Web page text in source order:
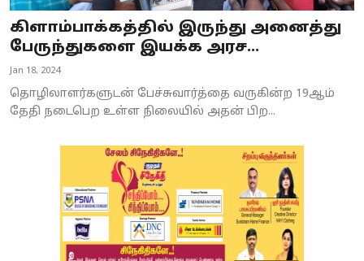
கிளாம்பாக்கத்தில் இருந்து அனைத்து
பேருந்துகளை இயக்க அரச...
Jan 18, 2024
தொழிலாளர்களுடன் பேச்சுவார்த்தை வருகின்ற 19ஆம்
தேதி நடைபெற உள்ள நிலையில் அதன் பிற...